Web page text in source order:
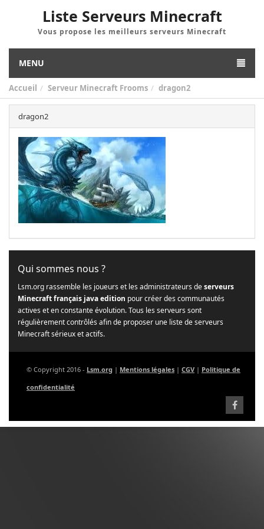
Liste Serveurs Minecraft
Vous propose les meilleurs serveurs Minecraft
MENU
Accueil Serveur Minecraft Frooms dragon2
dragon2
Qui sommes nous ?
Lsm.org rassemble les joueurs et les administrateurs deserveurs
Minecraft français java edition pour créer des communautés
actives et en constante évolution. Tous les serveurs sont
régulièrement contrôlés afin de proposer une liste de serveurs
Minecraft sérieux et actifs.
© Copyright 2016 - Lsm.org | Mentions légales | CGV | Politique de
confidentialité